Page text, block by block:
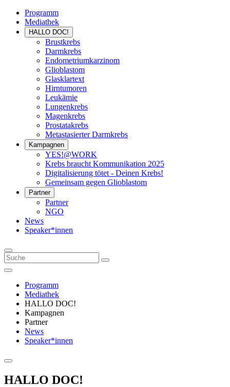
Programm
Mediathek
HALLO DOC!
Brustkrebs
Darmkrebs
Endometriumkarzinom
Glioblastom
Glasklartext
Hirntumoren
Leukämie
Lungenkrebs
Magenkrebs
Prostatakrebs
Metastasierter Darmkrebs
Kampagnen
YES!@WORK
Krebs braucht Kommunikation 2025
Digitalisierung tötet - Deinen Krebs!
Gemeinsam gegen Glioblastom
Partner
Partner
NGO
News
Speaker*innen
Programm
Mediathek
HALLO DOC!
Kampagnen
Partner
News
Speaker*innen
HALLO DOC!